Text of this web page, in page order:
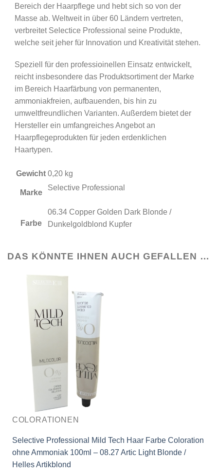
Bereich der Haarpflege und hebt sich so von der
Masse ab. Weltweit in über 60 Ländern vertreten,
verbreitet Selectice Professional seine Produkte,
welche seit jeher für Innovation und Kreativität stehen.
Speziell für den professioinellen Einsatz entwickelt,
reicht insbesondere das Produktsortiment der Marke
im Bereich Haarfärbung von permanenten,
ammoniakfreien, aufbauenden, bis hin zu
umweltfreundlichen Varianten. Außerdem bietet der
Hersteller ein umfangreiches Angebot an
Haarpflegeprodukten für jeden erdenklichen
Haartypen.
Gewicht 0,20 kg
Marke
Selective Professional
Farbe
06.34 Copper Golden Dark Blonde /
Dunkelgoldblond Kupfer
DAS KÖNNTE IHNEN AUCH GEFALLEN …
COLORATIONEN
Selective Professional Mild Tech Haar Farbe Coloration
ohne Ammoniak 100ml – 08.27 Artic Light Blonde /
Helles Artikblond